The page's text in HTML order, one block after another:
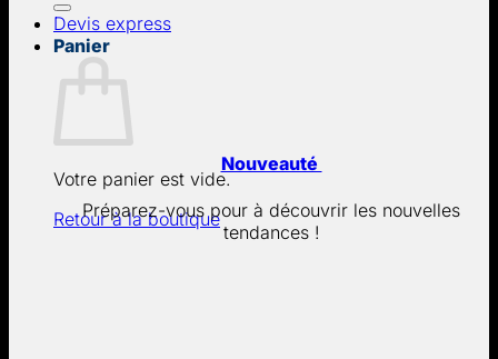
Devis express
Panier
Votre panier est vide.
Retour à la boutique
Nouveauté
Préparez-vous pour à découvrir les nouvelles
tendances !